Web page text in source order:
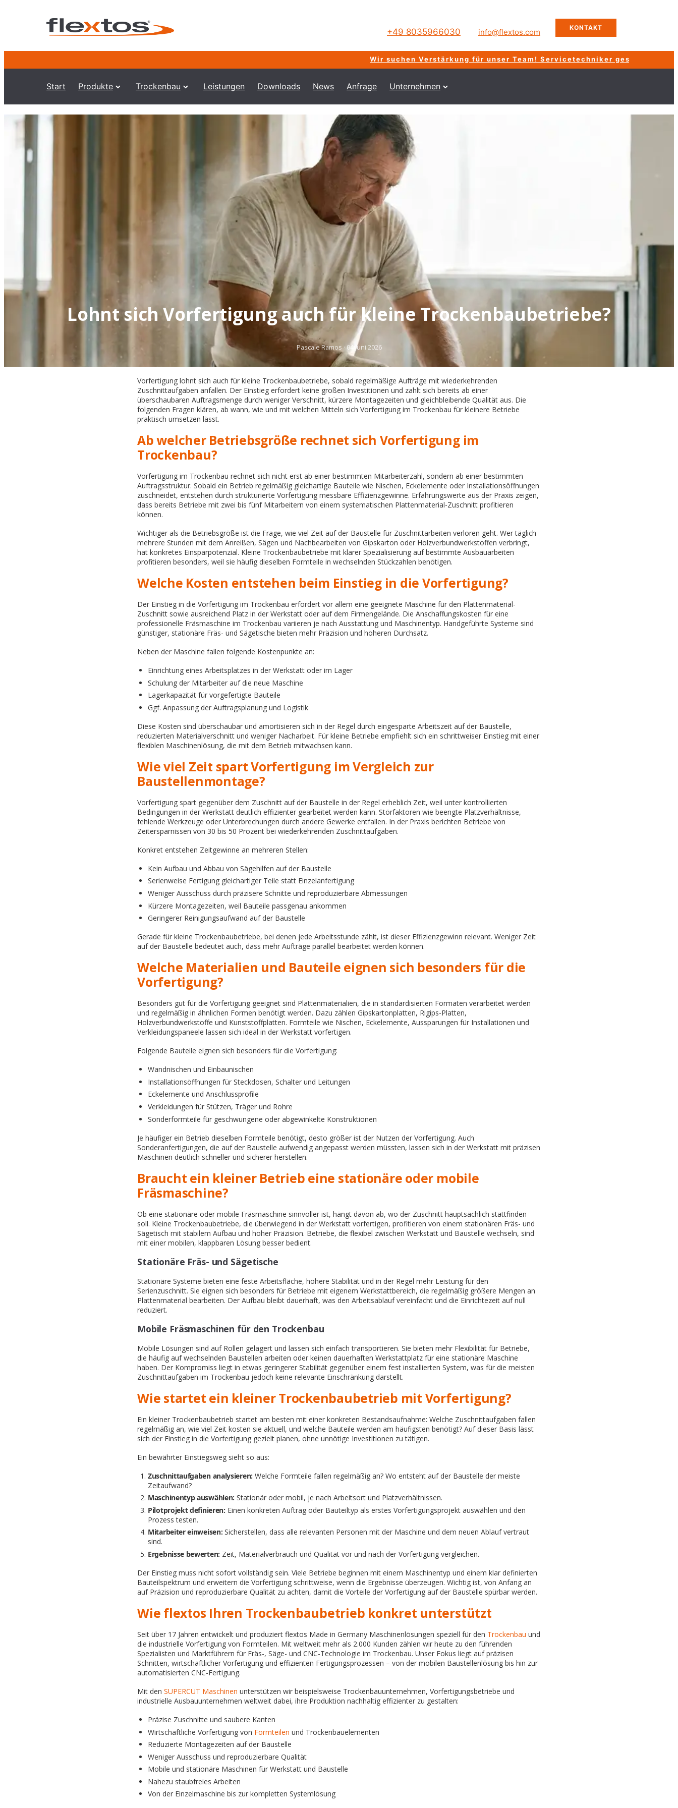
+49 8035966030 info@flextos.com KONTAKT
Wir suchen Verstärkung für unser Team!Servicetechniker gesucht!
Start Produkte Trockenbau Leistungen Downloads News Anfrage Unternehmen
Lohnt sich Vorfertigung auch für kleine Trockenbaubetriebe?
Pascale Ramos ·04 Juni 2026
Vorfertigung lohnt sich auch für kleine Trockenbaubetriebe, sobald regelmäßige Aufträge mit wiederkehrenden
Zuschnittaufgaben anfallen. Der Einstieg erfordert keine großen Investitionen und zahlt sich bereits ab einer
überschaubaren Auftragsmenge durch weniger Verschnitt, kürzere Montagezeiten und gleichbleibende Qualität aus. Die
folgenden Fragen klären, ab wann, wie und mit welchen Mitteln sich Vorfertigung im Trockenbau für kleinere Betriebe
praktisch umsetzen lässt.
Ab welcher Betriebsgröße rechnet sich Vorfertigung im
Trockenbau?
Vorfertigung im Trockenbau rechnet sich nicht erst ab einer bestimmten Mitarbeiterzahl, sondern ab einer bestimmten
Auftragsstruktur. Sobald ein Betrieb regelmäßig gleichartige Bauteile wie Nischen, Eckelemente oder Installationsöffnungen
zuschneidet, entstehen durch strukturierte Vorfertigung messbare Effizienzgewinne. Erfahrungswerte aus der Praxis zeigen,
dass bereits Betriebe mit zwei bis fünf Mitarbeitern von einem systematischen Plattenmaterial-Zuschnitt profitieren
können.
Wichtiger als die Betriebsgröße ist die Frage, wie viel Zeit auf der Baustelle für Zuschnittarbeiten verloren geht. Wer täglich
mehrere Stunden mit dem Anreißen, Sägen und Nachbearbeiten von Gipskarton oder Holzverbundwerkstoffen verbringt,
hat konkretes Einsparpotenzial. Kleine Trockenbaubetriebe mit klarer Spezialisierung auf bestimmte Ausbauarbeiten
profitieren besonders, weil sie häufig dieselben Formteile in wechselnden Stückzahlen benötigen.
Welche Kosten entstehen beim Einstieg in die Vorfertigung?
Der Einstieg in die Vorfertigung im Trockenbau erfordert vor allem eine geeignete Maschine für den Plattenmaterial-
Zuschnitt sowie ausreichend Platz in der Werkstatt oder auf dem Firmengelände. Die Anschaffungskosten für eine
professionelle Fräsmaschine im Trockenbau variieren je nach Ausstattung und Maschinentyp. Handgeführte Systeme sind
günstiger, stationäre Fräs- und Sägetische bieten mehr Präzision und höheren Durchsatz.
Neben der Maschine fallen folgende Kostenpunkte an:
Einrichtung eines Arbeitsplatzes in der Werkstatt oder im Lager
Schulung der Mitarbeiter auf die neue Maschine
Lagerkapazität für vorgefertigte Bauteile
Ggf. Anpassung der Auftragsplanung und Logistik
Diese Kosten sind überschaubar und amortisieren sich in der Regel durch eingesparte Arbeitszeit auf der Baustelle,
reduzierten Materialverschnitt und weniger Nacharbeit. Für kleine Betriebe empfiehlt sich ein schrittweiser Einstieg mit einer
flexiblen Maschinenlösung, die mit dem Betrieb mitwachsen kann.
Wie viel Zeit spart Vorfertigung im Vergleich zur
Baustellenmontage?
Vorfertigung spart gegenüber dem Zuschnitt auf der Baustelle in der Regel erheblich Zeit, weil unter kontrollierten
Bedingungen in der Werkstatt deutlich effizienter gearbeitet werden kann. Störfaktoren wie beengte Platzverhältnisse,
fehlende Werkzeuge oder Unterbrechungen durch andere Gewerke entfallen. In der Praxis berichten Betriebe von
Zeitersparnissen von 30 bis 50 Prozent bei wiederkehrenden Zuschnittaufgaben.
Konkret entstehen Zeitgewinne an mehreren Stellen:
Kein Aufbau und Abbau von Sägehilfen auf der Baustelle
Serienweise Fertigung gleichartiger Teile statt Einzelanfertigung
Weniger Ausschuss durch präzisere Schnitte und reproduzierbare Abmessungen
Kürzere Montagezeiten, weil Bauteile passgenau ankommen
Geringerer Reinigungsaufwand auf der Baustelle
Gerade für kleine Trockenbaubetriebe, bei denen jede Arbeitsstunde zählt, ist dieser Effizienzgewinn relevant. Weniger Zeit
auf der Baustelle bedeutet auch, dass mehr Aufträge parallel bearbeitet werden können.
Welche Materialien und Bauteile eignen sich besonders für die
Vorfertigung?
Besonders gut für die Vorfertigung geeignet sind Plattenmaterialien, die in standardisierten Formaten verarbeitet werden
und regelmäßig in ähnlichen Formen benötigt werden. Dazu zählen Gipskartonplatten, Rigips-Platten,
Holzverbundwerkstoffe und Kunststoffplatten. Formteile wie Nischen, Eckelemente, Aussparungen für Installationen und
Verkleidungspaneele lassen sich ideal in der Werkstatt vorfertigen.
Folgende Bauteile eignen sich besonders für die Vorfertigung:
Wandnischen und Einbaunischen
Installationsöffnungen für Steckdosen, Schalter und Leitungen
Eckelemente und Anschlussprofile
Verkleidungen für Stützen, Träger und Rohre
Sonderformteile für geschwungene oder abgewinkelte Konstruktionen
Je häufiger ein Betrieb dieselben Formteile benötigt, desto größer ist der Nutzen der Vorfertigung. Auch
Sonderanfertigungen, die auf der Baustelle aufwendig angepasst werden müssten, lassen sich in der Werkstatt mit präzisen
Maschinen deutlich schneller und sicherer herstellen.
Braucht ein kleiner Betrieb eine stationäre oder mobile
Fräsmaschine?
Ob eine stationäre oder mobile Fräsmaschine sinnvoller ist, hängt davon ab, wo der Zuschnitt hauptsächlich stattfinden
soll. Kleine Trockenbaubetriebe, die überwiegend in der Werkstatt vorfertigen, profitieren von einem stationären Fräs- und
Sägetisch mit stabilem Aufbau und hoher Präzision. Betriebe, die flexibel zwischen Werkstatt und Baustelle wechseln, sind
mit einer mobilen, klappbaren Lösung besser bedient.
Stationäre Fräs- und Sägetische
Stationäre Systeme bieten eine feste Arbeitsfläche, höhere Stabilität und in der Regel mehr Leistung für den
Serienzuschnitt. Sie eignen sich besonders für Betriebe mit eigenem Werkstattbereich, die regelmäßig größere Mengen an
Plattenmaterial bearbeiten. Der Aufbau bleibt dauerhaft, was den Arbeitsablauf vereinfacht und die Einrichtezeit auf null
reduziert.
Mobile Fräsmaschinen für den Trockenbau
Mobile Lösungen sind auf Rollen gelagert und lassen sich einfach transportieren. Sie bieten mehr Flexibilität für Betriebe,
die häufig auf wechselnden Baustellen arbeiten oder keinen dauerhaften Werkstattplatz für eine stationäre Maschine
haben. Der Kompromiss liegt in etwas geringerer Stabilität gegenüber einem fest installierten System, was für die meisten
Zuschnittaufgaben im Trockenbau jedoch keine relevante Einschränkung darstellt.
Wie startet ein kleiner Trockenbaubetrieb mit Vorfertigung?
Ein kleiner Trockenbaubetrieb startet am besten mit einer konkreten Bestandsaufnahme: Welche Zuschnittaufgaben fallen
regelmäßig an, wie viel Zeit kosten sie aktuell, und welche Bauteile werden am häufigsten benötigt? Auf dieser Basis lässt
sich der Einstieg in die Vorfertigung gezielt planen, ohne unnötige Investitionen zu tätigen.
Ein bewährter Einstiegsweg sieht so aus:
Zuschnittaufgaben analysieren: Welche Formteile fallen regelmäßig an? Wo entsteht auf der Baustelle der meiste
Zeitaufwand?
Maschinentyp auswählen: Stationär oder mobil, je nach Arbeitsort und Platzverhältnissen.
Pilotprojekt definieren: Einen konkreten Auftrag oder Bauteiltyp als erstes Vorfertigungsprojekt auswählen und den
Prozess testen.
Mitarbeiter einweisen: Sicherstellen, dass alle relevanten Personen mit der Maschine und dem neuen Ablauf vertraut
sind.
Ergebnisse bewerten: Zeit, Materialverbrauch und Qualität vor und nach der Vorfertigung vergleichen.
Der Einstieg muss nicht sofort vollständig sein. Viele Betriebe beginnen mit einem Maschinentyp und einem klar definierten
Bauteilspektrum und erweitern die Vorfertigung schrittweise, wenn die Ergebnisse überzeugen. Wichtig ist, von Anfang an
auf Präzision und reproduzierbare Qualität zu achten, damit die Vorteile der Vorfertigung auf der Baustelle spürbar werden.
Wie flextos Ihren Trockenbaubetrieb konkret unterstützt
Seit über 17 Jahren entwickelt und produziert flextos Made in Germany Maschinenlösungen speziell für den Trockenbau und
die industrielle Vorfertigung von Formteilen. Mit weltweit mehr als 2.000 Kunden zählen wir heute zu den führenden
Spezialisten und Marktführern für Fräs-, Säge- und CNC-Technologie im Trockenbau. Unser Fokus liegt auf präzisen
Schnitten, wirtschaftlicher Vorfertigung und effizienten Fertigungsprozessen – von der mobilen Baustellenlösung bis hin zur
automatisierten CNC-Fertigung.
Mit den SUPERCUT Maschinen unterstützen wir beispielsweise Trockenbauunternehmen, Vorfertigungsbetriebe und
industrielle Ausbauunternehmen weltweit dabei, ihre Produktion nachhaltig effizienter zu gestalten:
Präzise Zuschnitte und saubere Kanten
Wirtschaftliche Vorfertigung von Formteilen und Trockenbauelementen
Reduzierte Montagezeiten auf der Baustelle
Weniger Ausschuss und reproduzierbare Qualität
Mobile und stationäre Maschinen für Werkstatt und Baustelle
Nahezu staubfreies Arbeiten
Von der Einzelmaschine bis zur kompletten Systemlösung